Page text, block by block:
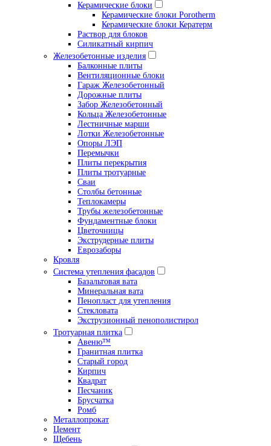
Керамические блоки
Керамические блоки Porotherm
Керамические блоки Кератерм
Раствор для блоков
Силикатный кирпич
Железобетонные изделия
Балконные плиты
Вентиляционные блоки
Гараж Железобетонный
Дорожные плиты
Забор Железобетонный
Кольца Железобетонные
Лестничные марши
Лотки Железобетонные
Опоры ЛЭП
Перемычки
Плиты перекрытия
Плиты тротуарные
Сваи
Столбы бетонные
Теплокамеры
Трубы железобетонные
Фундаментные блоки
Цветочницы
Экструдерные плиты
Еврозаборы
Кровля
Система утепления фасадов
Базальтовая вата
Минеральная вата
Пенопласт для утепления
Стекловата
Экструзионный пенополистирол
Тротуарная плитка
Авеню™
Гранитная плитка
Старый город
Кирпич
Квадрат
Песчаник
Брусчатка
Ромб
Металлопрокат
Цемент
Щебень